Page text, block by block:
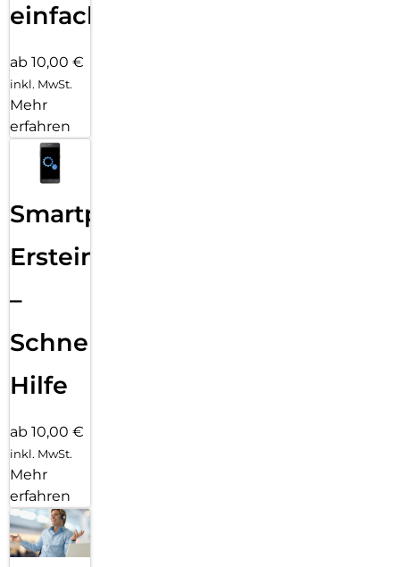
einfach
ab 10,00 €
inkl. MwSt.
Mehr
erfahren
Smartphone
Ersteinrichtung
–
Schnelle
Hilfe
ab 10,00 €
inkl. MwSt.
Mehr
erfahren